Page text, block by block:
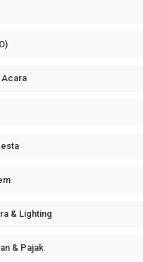
Acara
& Lighting
& Pajak